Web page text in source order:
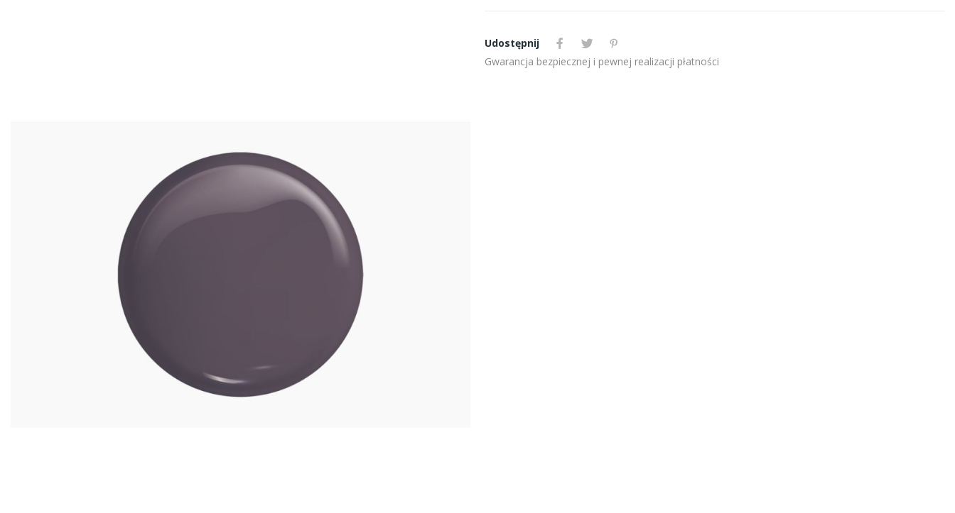
Udostępnij
Gwarancja bezpiecznej i pewnej realizacji płatności